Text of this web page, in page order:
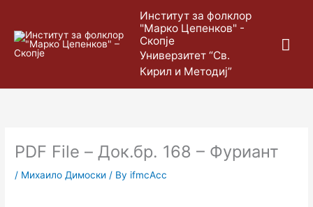
content
Институт за фолклор
"Марко Цепенков" -
Скопје
Универзитет “Св.
Кирил и Методиј”
PDF File – Док.бр. 168 – Фуриант
/ Михаило Димоски / By ifmcAcc